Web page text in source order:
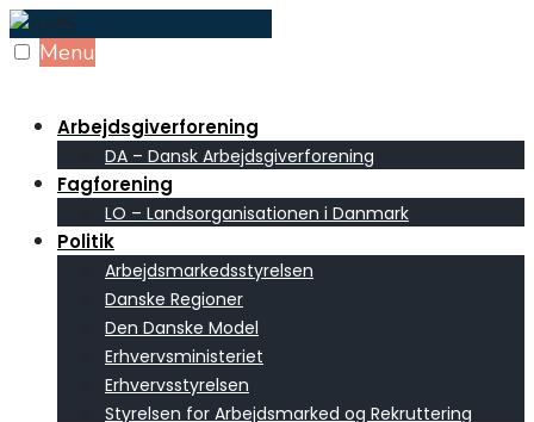
Skip
to Menu
Arbejdsgiverforening
DA – Dansk Arbejdsgiverforening
Fagforening
LO – Landsorganisationen i Danmark
Politik
Arbejdsmarkedsstyrelsen
Danske Regioner
Den Danske Model
Erhvervsministeriet
Erhvervsstyrelsen
Styrelsen for Arbejdsmarked og Rekruttering